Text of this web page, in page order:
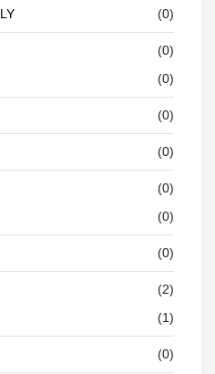
(0)
(0)
(0)
(0)
(0)
(0)
(0)
(0)
(2)
(1)
(0)